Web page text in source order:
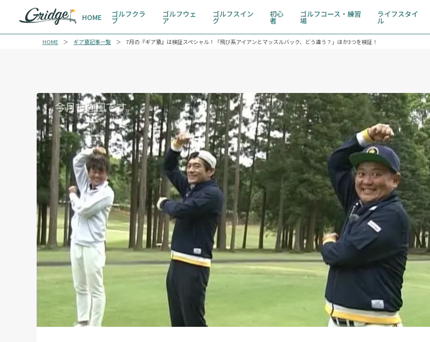
HOME ゴルフクラ
ブ
ゴルフウェ
ア
ゴルフスイン
グ
初心
者
ゴルフコース・練習
場
ライフスタイ
ル
HOME ギア猿記事一覧 7月の『ギア猿』は検証スペシャル！「飛び系アイアンとマッスルバック、どう違う？」ほか3つを検証！